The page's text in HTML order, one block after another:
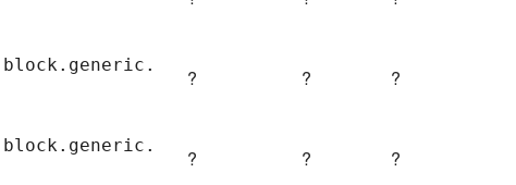
block. generic.
? ? ?
block. generic.
? ? ?